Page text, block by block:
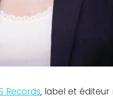
Records, label et éditeur